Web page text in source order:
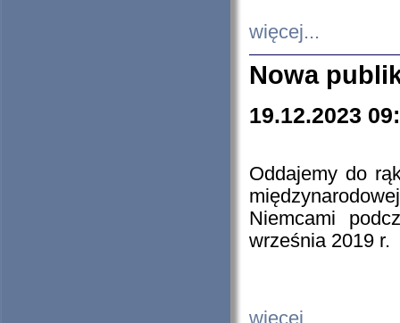
więcej...
Nowa
19.12.2023
Oddajemy do
Niemcami
września 2019 r.
więcej...